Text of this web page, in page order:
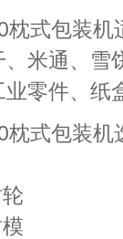
枕式包装
米通、雪
业零件、纸
枕式包装